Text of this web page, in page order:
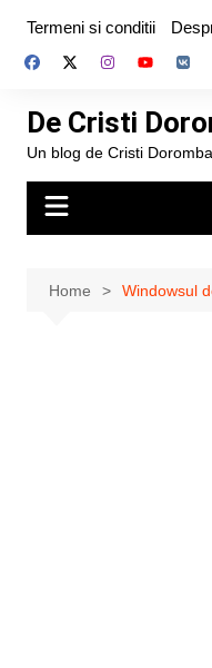
content
Termeni si conditii
De Cristi
Un blog de Cristi
Home Windowsul